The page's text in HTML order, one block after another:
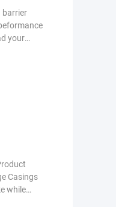
barrier
your
Casings
while